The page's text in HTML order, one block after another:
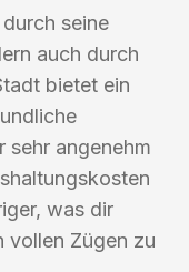
seine
auch durch
bietet ein
sehr angenehm
was dir
vollen Zügen zu